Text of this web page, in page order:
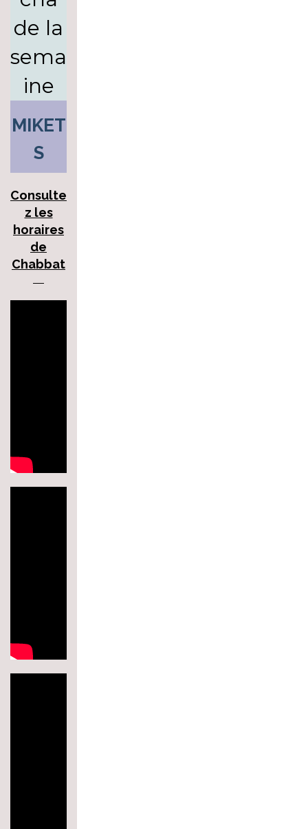
de la
sema
ine
MIKET
S
Consulte
z les
horaires
de
Chabbat